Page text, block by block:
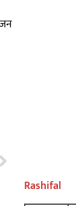
Rashifal